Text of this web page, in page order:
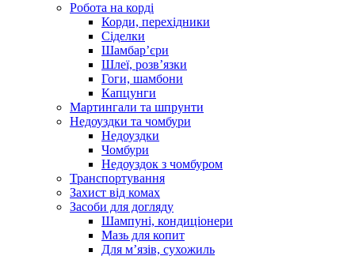
Робота на корді
Корди, перехідники
Сіделки
Шамбар’єри
Шлеї, розв’язки
Гоги, шамбони
Капцунги
Мартингали та шпрунти
Недоуздки та чомбури
Недоуздки
Чомбури
Недоуздок з чомбуром
Транспортування
Захист від комах
Засоби для догляду
Шампуні, кондиціонери
Мазь для копит
Для м’язів, сухожиль